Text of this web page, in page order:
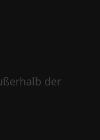
der